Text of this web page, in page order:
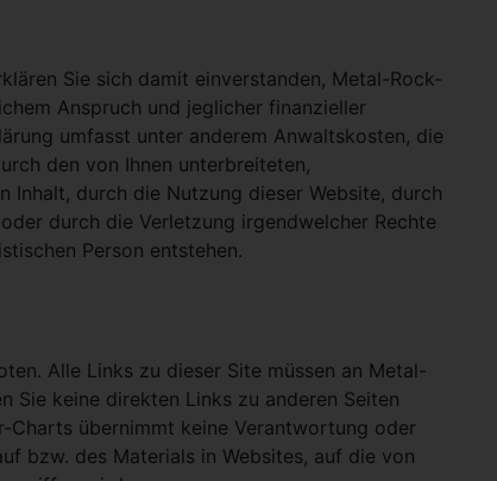
Sie sich damit einverstanden, Metal-Rock-
Anspruch und jeglicher finanzieller
umfasst unter anderem Anwaltskosten, die
den von Ihnen unterbreiteten,
durch die Nutzung dieser Website, durch
durch die Verletzung irgendwelcher Rechte
Person entstehen.
Alle Links zu dieser Site müssen an Metal-
Sie keine direkten Links zu anderen Seiten
Charts übernimmt keine Verantwortung oder
bzw. des Materials in Websites, auf die von